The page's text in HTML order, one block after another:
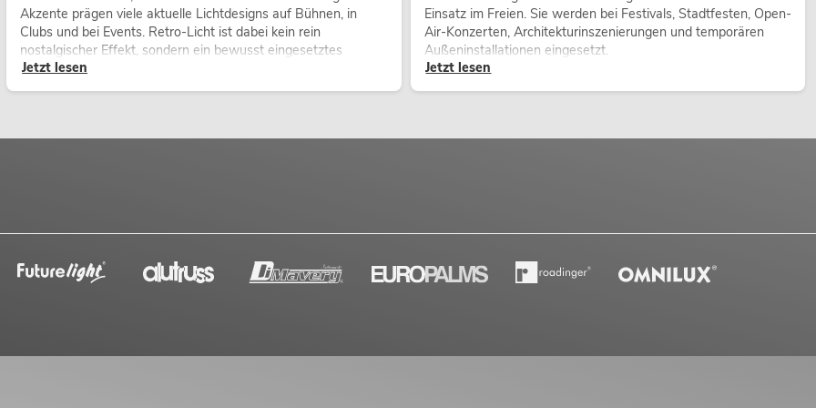
Akzente prägen viele aktuelle Lichtdesigns auf Bühnen, in
Clubs und bei Events. Retro-Licht ist dabei kein rein
nostalgischer Effekt, sondern ein bewusst eingesetztes
Gestaltungsmittel: Es schafft Atmosphäre, gibt Szenen
Charakter und kann technische LED-Setups emotionaler
Jetzt lesen
Einsatz im Freien. Sie werden bei Festivals, Stadtfesten, Open-
Air-Konzerten, Architekturinszenierungen und temporären
Außeninstallationen eingesetzt.
Jetzt lesen